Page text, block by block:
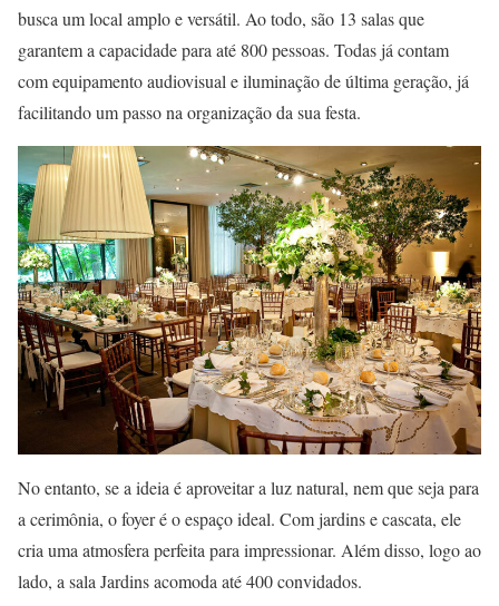
busca um local amplo e versátil. Ao todo, são 13 salas que
garantem a capacidade para até 800 pessoas. Todas já contam
com equipamento audiovisual e iluminação de última geração, já
facilitando um passo na organização da sua festa.
No entanto, se a ideia é aproveitar a luz natural, nem que seja para
a cerimônia, o foyer é o espaço ideal. Com jardins e cascata, ele
cria uma atmosfera perfeita para impressionar. Além disso, logo ao
lado, a sala Jardins acomoda até 400 convidados.